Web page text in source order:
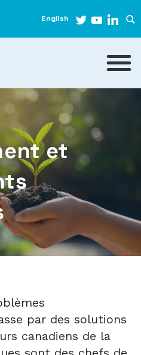
English
et
par des solutions
canadiens de la